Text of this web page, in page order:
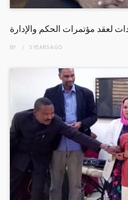
لعقد مؤتمرات الحكم والإدارة
BY 5 YEARSAGO